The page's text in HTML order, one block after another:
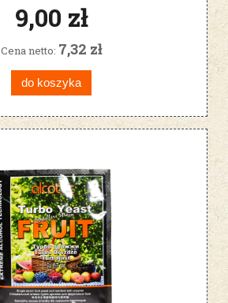
9,00 zł
Cena netto: 7,32 zł
do koszyka